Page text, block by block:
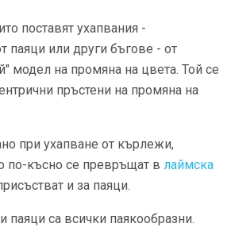
поставят ухапвания -
паяци или други бъгове - от
модел на промяна на цвета. Той се
пръстени на промяна на
при ухапване от кърлежи,
по-късно се превръщат в лаймска
и за паяци.
паяци са всички паякообразни.